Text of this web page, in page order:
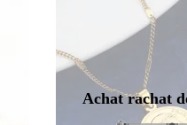
Achat rachat